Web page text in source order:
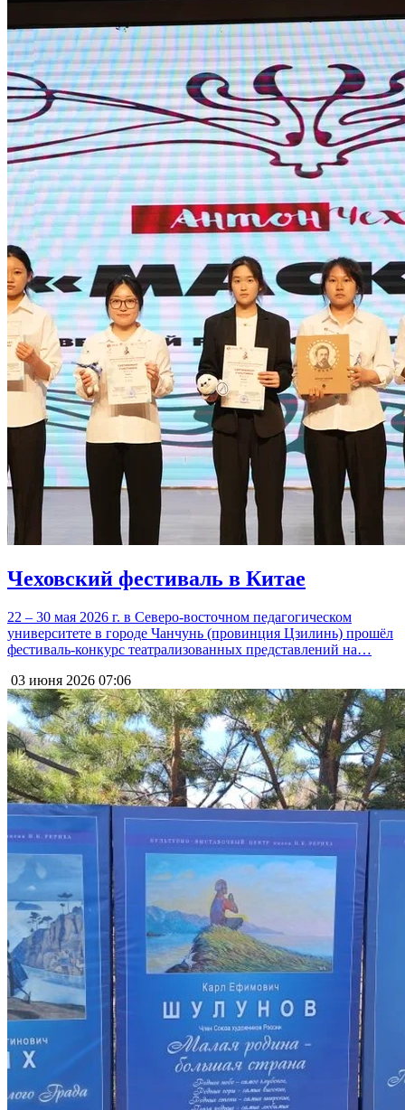
Чеховский фестиваль в Китае
22 – 30 мая 2026 г. в Северо-восточном педагогическом
университете в городе Чанчунь (провинция Цзилинь) прошёл
фестиваль-конкурс театрализованных представлений на…
03 июня 2026 07:06